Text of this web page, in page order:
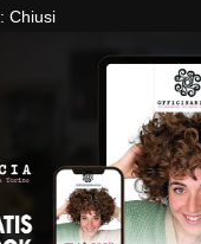
: Chiusi